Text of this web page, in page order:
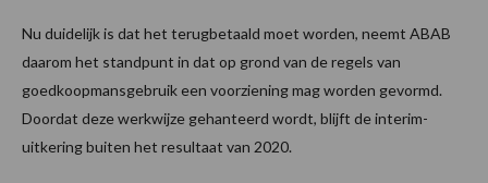
Nu duidelijk is dat het terugbetaald moet worden, neemt ABAB
daarom het standpunt in dat op grond van de regels van
goedkoopmansgebruik een voorziening mag worden gevormd.
Doordat deze werkwijze gehanteerd wordt, blijft de interim-
uitkering buiten het resultaat van 2020.